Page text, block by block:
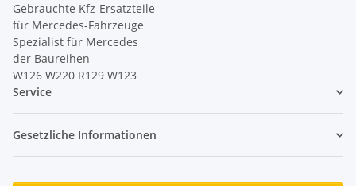
Gebrauchte Kfz-Ersatzteile
für Mercedes-Fahrzeuge
Spezialist für Mercedes
der Baureihen
W126 W220 R129 W123
Service
Gesetzliche Informationen